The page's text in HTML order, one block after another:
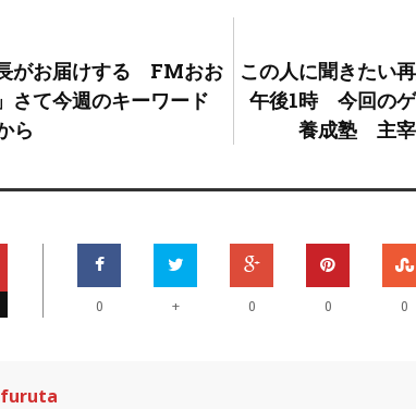
がお届けする FMおお
さて今週のキーワード
ら
この人に聞きたい
午後1時 今回の
養成塾 主宰
0 + 0 0 0